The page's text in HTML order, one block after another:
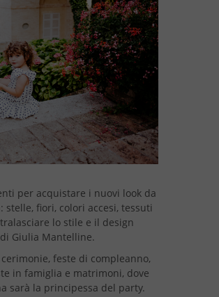
per acquistare i nuovi look da
fiori, colori accesi, tessuti
lo stile e il design
Giulia Mantelline.
feste di compleanno,
in famiglia e matrimoni, dove
sarà la principessa del party.